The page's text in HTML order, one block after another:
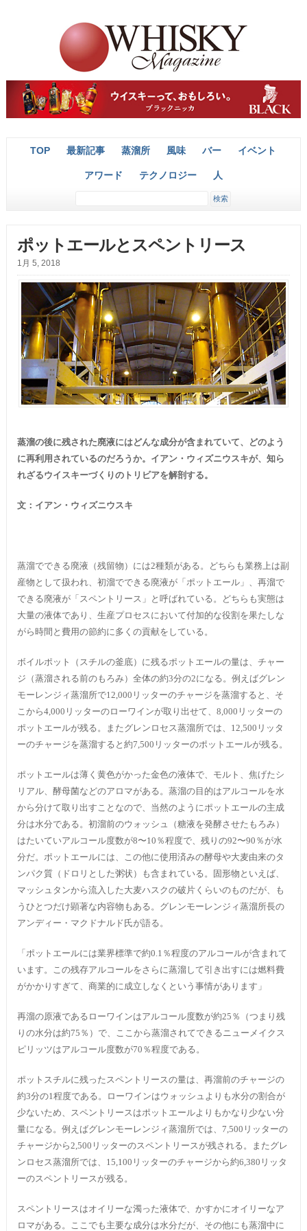
TOP 最新記事 蒸溜所 風味 バー イベント
アワード テクノロジー 人
ポットエールとスペントリース
1月 5, 2018
蒸溜の後に残された廃液にはどんな成分が含まれていて、どのよう
に再利用されているのだろうか。イアン・ウィズニウスキが、知ら
れざるウイスキーづくりのトリビアを解剖する。
文：イアン・ウィズニウスキ
蒸溜でできる廃液（残留物）には2種類がある。どちらも業務上は副
産物として扱われ、初溜でできる廃液が「ポットエール」、再溜で
できる廃液が「スペントリース」と呼ばれている。どちらも実態は
大量の液体であり、生産プロセスにおいて付加的な役割を果たしな
がら時間と費用の節約に多くの貢献をしている。
ボイルポット（スチルの釜底）に残るポットエールの量は、チャー
ジ（蒸溜される前のもろみ）全体の約3分の2になる。例えばグレン
モーレンジィ蒸溜所で12,000リッターのチャージを蒸溜すると、そ
こから4,000リッターのローワインが取り出せて、8,000リッターの
ポットエールが残る。またグレンロセス蒸溜所では、12,500リッタ
ーのチャージを蒸溜すると約7,500リッターのポットエールが残る。
ポットエールは薄く黄色がかった金色の液体で、モルト、焦げたシ
リアル、酵母菌などのアロマがある。蒸溜の目的はアルコールを水
から分けて取り出すことなので、当然のようにポットエールの主成
分は水分である。初溜前のウォッシュ（糖液を発酵させたもろみ）
はたいていアルコール度数が8〜10％程度で、残りの92〜90％が水
分だ。ポットエールには、この他に使用済みの酵母や大麦由来のタ
ンパク質（ドロリとした粥状）も含まれている。固形物といえば、
マッシュタンから流入した大麦ハスクの破片くらいのものだが、も
うひとつだけ顕著な内容物もある。グレンモーレンジィ蒸溜所長の
アンディー・マクドナルド氏が語る。
「ポットエールには業界標準で約0.1％程度のアルコールが含まれて
います。この残存アルコールをさらに蒸溜して引き出すには燃料費
がかかりすぎて、商業的に成立しなくという事情があります」
再溜の原液であるローワインはアルコール度数が約25％（つまり残
りの水分は約75％）で、ここから蒸溜されてできるニューメイクス
ピリッツはアルコール度数が70％程度である。
ポットスチルに残ったスペントリースの量は、再溜前のチャージの
約3分の1程度である。ローワインはウォッシュよりも水分の割合が
少ないため、スペントリースはポットエールよりもかなり少ない分
量になる。例えばグレンモーレンジィ蒸溜所では、7,500リッターの
チャージから2,500リッターのスペントリースが残される。またグレ
ンロセス蒸溜所では、15,100リッターのチャージから約6,380リッタ
ーのスペントリースが残る。
スペントリースはオイリーな濁った液体で、かすかにオイリーなア
ロマがある。ここでも主要な成分は水分だが、その他にも蒸溜中に